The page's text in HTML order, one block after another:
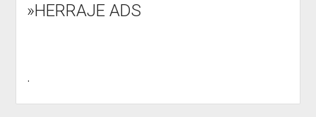
»HERRAJE ADS
.